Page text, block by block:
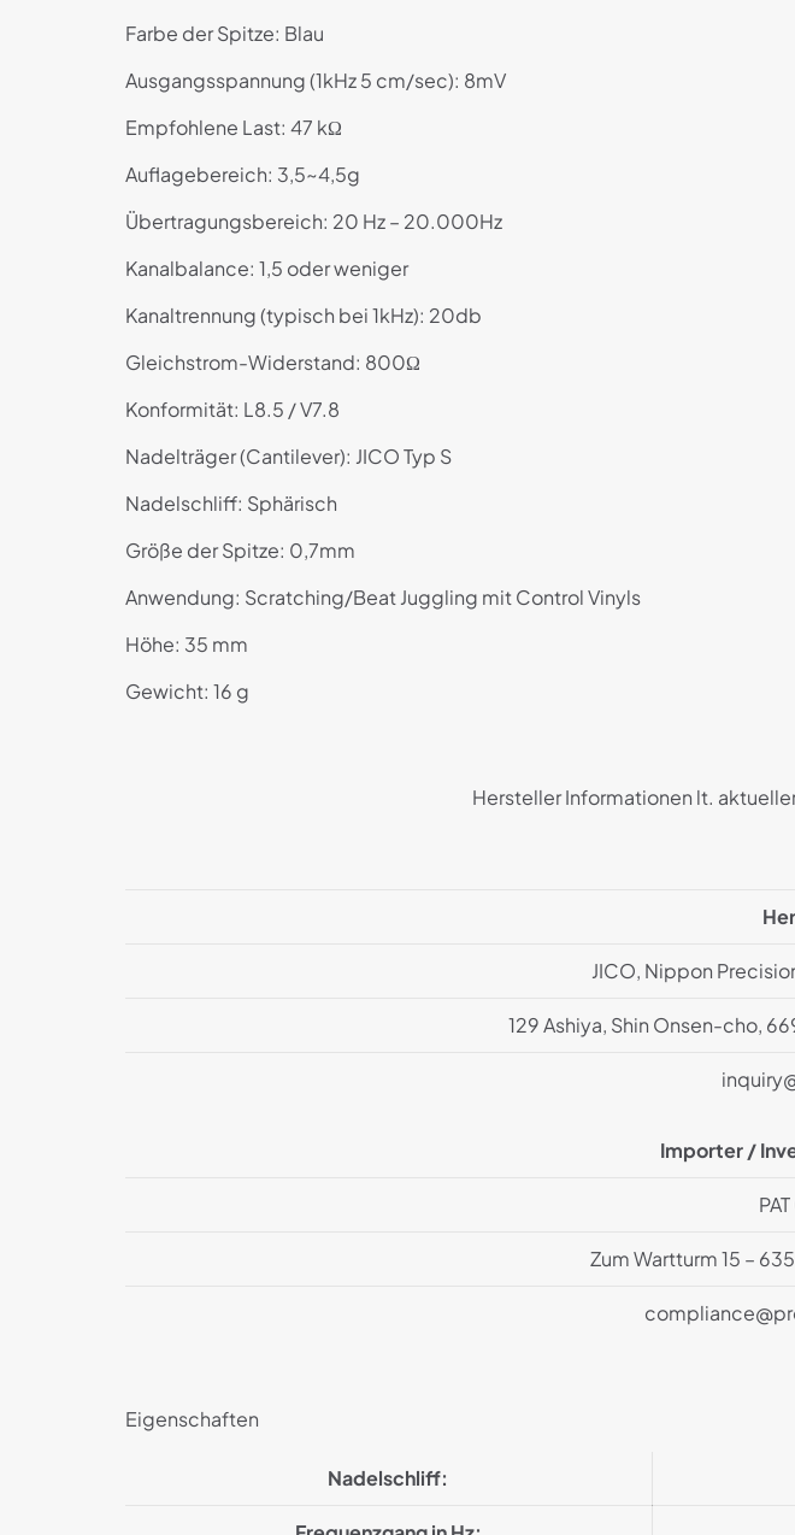
Farbe der Spitze: Blau
Ausgangsspannung (1kHz 5 cm/sec): 8mV
Empfohlene Last: 47 kΩ
Auflagebereich: 3,5~4,5g
Übertragungsbereich: 20 Hz – 20.000Hz
Kanalbalance: 1,5 oder weniger
Kanaltrennung (typisch bei 1kHz): 20db
Gleichstrom-Widerstand: 800Ω
Konformität: L8.5 / V7.8
Nadelträger (Cantilever): JICO Typ S
Nadelschliff: Sphärisch
Größe der Spitze: 0,7mm
Anwendung: Scratching/Beat Juggling mit Control Vinyls
Höhe: 35 mm
Gewicht: 16 g
Hersteller Informationen lt.
JICO, Nippon
129 Ashiya, Shin Onsen-cho,
Importer /
Zum Wartturm 15 –
Eigenschaften
Nadelschliff: